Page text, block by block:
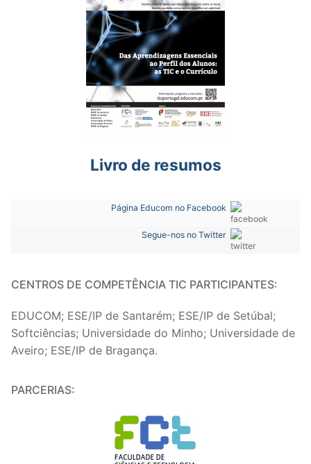
Livro de resumos
Página Educom no Facebook
Segue-nos no Twitter
CENTROS DE COMPETÊNCIA TIC PARTICIPANTES:
EDUCOM; ESE/IP de Santarém; ESE/IP de Setúbal;
Softciências; Universidade do Minho; Universidade de
Aveiro; ESE/IP de Bragança.
PARCERIAS: